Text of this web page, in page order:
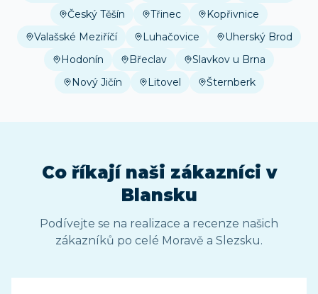
Český Těšín Třinec
Kopřivnice
Valašské Meziříčí
Luhačovice
Uherský Brod
Hodonín
Břeclav
Slavkov u Brna
Nový Jičín
Litovel Šternberk
Co říkají naši zákazníciv
Blansku
Podívejte se na realizace a recenze našich
zákazníků po celé Moravě a Slezsku.